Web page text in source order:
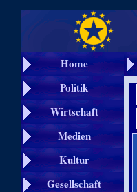
Home
Politik
Wirtschaft
Medien
Kultur
Gesellschaft